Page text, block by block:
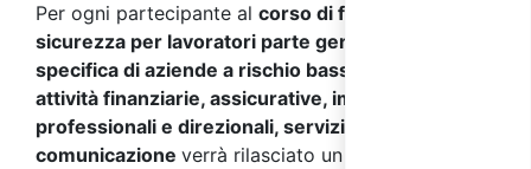
Per ogni partecipante al corso di formazione sulla
sicurezza per lavoratori parte generale + parte
specifica di aziende a rischio basso del settore
attività finanziarie, assicurative, immobiliari,
professionali e direzionali, servizi informazione e
comunicazione verrà rilasciato un attestato di